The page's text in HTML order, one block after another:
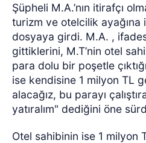
Şüpheli M.A.’nın itirafçı
turizm ve otelcilik
dosyaya girdi. M.A. ,
gittiklerini, M.T’nin otel
para dolu bir poşetle
ise kendisine 1 milyon TL
alacağız, bu parayı
yatıralım" dediğini öne
Otel sahibinin ise 1 milyon